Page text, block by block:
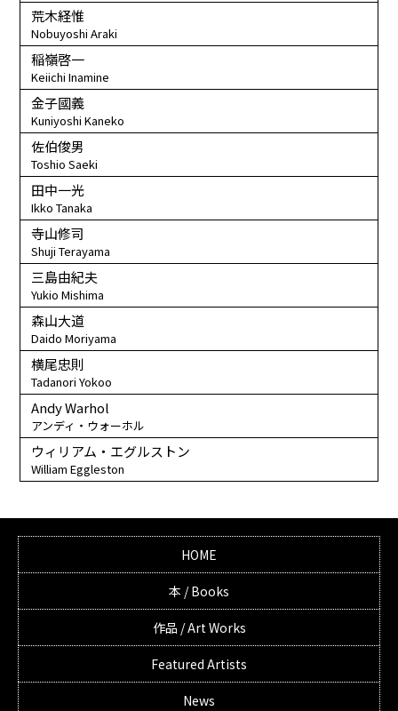
荒木経惟
Nobuyoshi Araki
稲嶺啓一
Keiichi Inamine
金子國義
Kuniyoshi Kaneko
佐伯俊男
Toshio Saeki
田中一光
Ikko Tanaka
寺山修司
Shuji Terayama
三島由紀夫
Yukio Mishima
森山大道
Daido Moriyama
横尾忠則
Tadanori Yokoo
Andy Warhol
アンディ・ウォーホル
ウィリアム・エグルストン
William Eggleston
HOME
本 / Books
作品 / Art Works
Featured Artists
News